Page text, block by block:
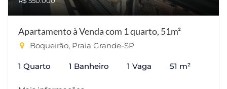
Apartamento à Venda com 1 quarto, 51m²
Boqueirão, Praia Grande-SP
1 Quarto 1 Banheiro 1 Vaga 51 m²